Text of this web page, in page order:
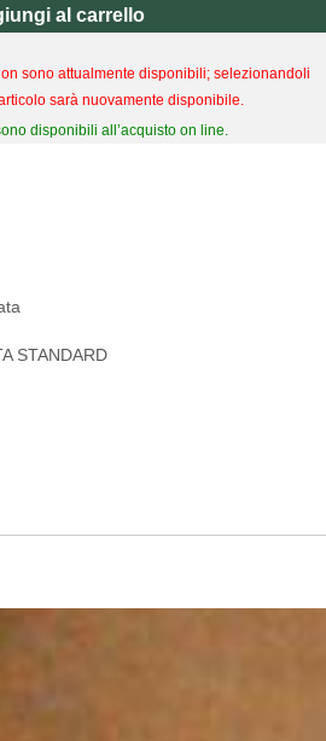
al carrello
sono attualmente disponibili; selezionandoli
sarà nuovamente disponibile.
disponibili all’acquisto on line.
STANDARD